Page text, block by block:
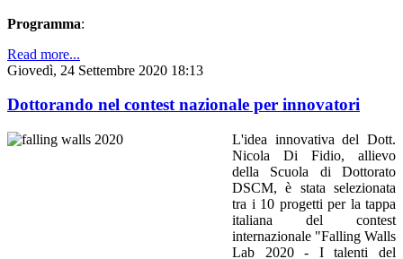
Programma:
Read more...
Giovedì, 24 Settembre 2020 18:13
Dottorando nel contest nazionale per innovatori
L'idea innovativa del Dott.
Nicola Di Fidio, allievo
della Scuola di Dottorato
DSCM, è stata selezionata
tra i 10 progetti per la tappa
italiana del contest
internazionale "Falling Walls
Lab 2020 - I talenti del